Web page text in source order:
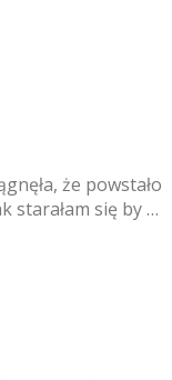
że powstało
starałam się by …